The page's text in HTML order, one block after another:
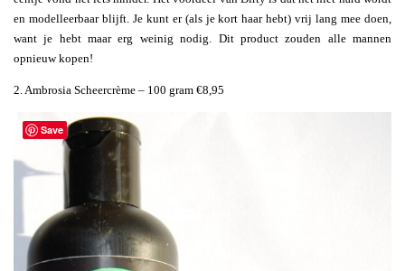
en modelleerbaar blijft. Je kunt er (als je kort haar hebt) vrij lang mee doen,
want je hebt maar erg weinig nodig. Dit product zouden alle mannen
opnieuw kopen!
2. Ambrosia Scheercrème – 100 gram €8,95
Save